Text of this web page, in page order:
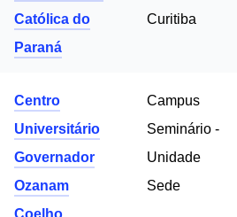
Católica do
Paraná
Curitiba
Centro
Universitário
Governador
Ozanam
Coelho
Campus
Seminário -
Unidade
Sede